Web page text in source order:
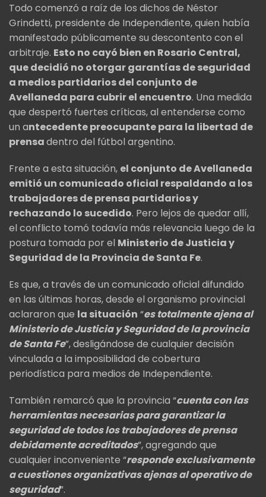
Todo comenzó a raíz de los dichos de Néstor
Grindetti, presidente de Independiente, quien había
manifestado públicamente su descontento con el
arbitraje. Esto no cayó bien en Rosario Central,
que decidió no otorgar garantías de seguridad
a medios partidarios del conjunto de
Avellaneda para cubrir el encuentro. Una medida
que despertó fuertes críticas, al entenderse como
un antecedente preocupante para la libertad de
prensadentro del fútbol argentino.
Frente a esta situación, el conjunto de Avellaneda
emitió un comunicado oficial respaldando a los
trabajadores de prensa partidarios y
rechazando lo sucedido. Pero lejos de quedar allí,
el conflicto tomó todavía más relevancia luego de la
postura tomada por el Ministerio de Justicia y
Seguridad de la Provincia de Santa Fe.
Es que, a través de un comunicado oficial difundido
en las últimas horas, desde el organismo provincial
aclararon que la situación “es totalmente ajena al
Ministerio de Justicia y Seguridad de la provincia
de Santa Fe”, desligándose de cualquier decisión
vinculada a la imposibilidad de cobertura
periodística para medios de Independiente.
También remarcó que la provincia “cuenta con las
herramientas necesarias para garantizar la
seguridad de todos los trabajadores de prensa
debidamente acreditados”, agregando que
cualquier inconveniente “responde exclusivamente
a cuestiones organizativas ajenas al operativo de
seguridad”.